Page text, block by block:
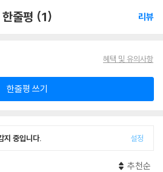
한줄평 (1) 리뷰
혜택 및 유의사항
한줄평 쓰기
지 중입니다. 설정
추천순